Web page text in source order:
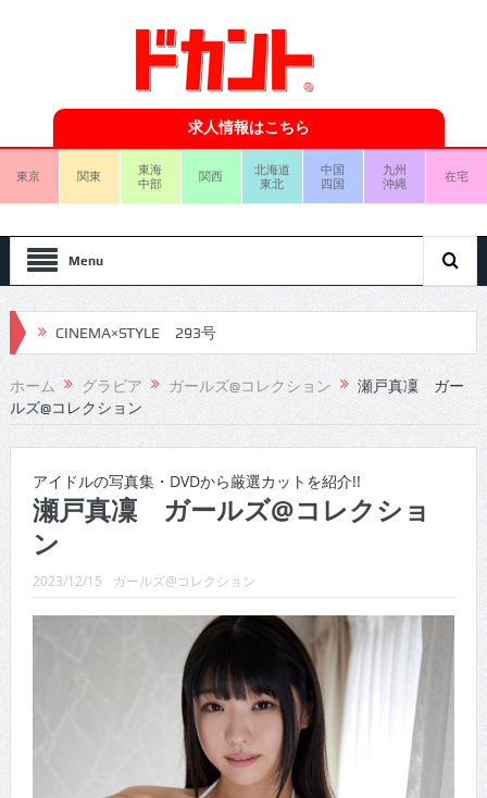
求人情報はこちら
東京 関東
東海
中部
関西
北海道
東北
中国
四国
九州
沖縄
在宅
Menu
CINEMA×STYLE 293号
CINEMA×STYLE 292号
CINEMA×STYLE 291号
CINEMA×STYLE 289号
CINEMA×STYLE 288号
CINEMA×STYLE 287号
CINEMA×STYLE 286号
CINEMA×STYLE 285号
CINEMA×STYLE 294号
ホーム グラビア ガールズ@コレクション
瀬戸真凜 ガー
ルズ@コレクション
アイドルの写真集・DVDから厳選カットを紹介!!
瀬戸真凜 ガールズ@コレクショ
ン
2023/12/15 ガールズ@コレクション